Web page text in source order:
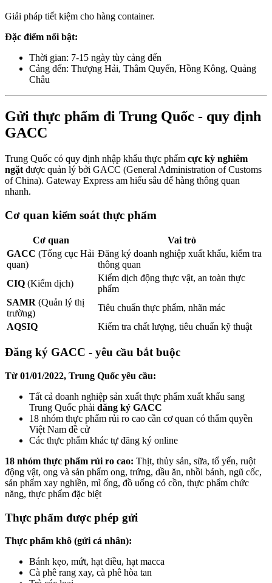
Giải pháp tiết kiệm cho hàng container.
Đặc điểm nổi bật:
Thời gian: 7-15 ngày tùy cảng đến
Cảng đến: Thượng Hải, Thâm Quyến, Hồng Kông, Quảng
Châu
Gửi thực phẩm đi Trung Quốc - quy định
GACC
Trung Quốc có quy định nhập khẩu thực phẩm cực kỳ nghiêm
ngặt được quản lý bởi GACC (General Administration of Customs
of China). Gateway Express am hiểu sâu để hàng thông quan
nhanh.
Cơ quan kiểm soát thực phẩm
Cơ quan
Vai trò
GACC (Tổng cục Hải
quan)
Đăng ký doanh nghiệp xuất khẩu, kiểm tra
thông quan
CIQ (Kiểm dịch)
Kiểm dịch động thực vật, an toàn thực
phẩm
SAMR (Quản lý thị
trường)
Tiêu chuẩn thực phẩm, nhãn mác
AQSIQ
Kiểm tra chất lượng, tiêu chuẩn kỹ thuật
Đăng ký GACC - yêu cầu bắt buộc
Từ 01/01/2022, Trung Quốc yêu cầu:
Tất cả doanh nghiệp sản xuất thực phẩm xuất khẩu sang
Trung Quốc phải đăng ký GACC
18 nhóm thực phẩm rủi ro cao cần cơ quan có thẩm quyền
Việt Nam đề cử
Các thực phẩm khác tự đăng ký online
18 nhóm thực phẩm rủi ro cao: Thịt, thủy sản, sữa, tổ yến, ruột
động vật, ong và sản phẩm ong, trứng, dầu ăn, nhồi bánh, ngũ cốc,
sản phẩm xay nghiền, mì ống, đồ uống có cồn, thực phẩm chức
năng, thực phẩm đặc biệt
Thực phẩm được phép gửi
Thực phẩm khô (gửi cá nhân):
Bánh kẹo, mứt, hạt điều, hạt macca
Cà phê rang xay, cà phê hòa tan